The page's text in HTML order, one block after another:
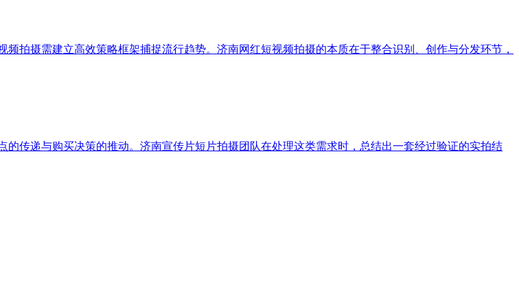
拍摄需建立高效策略框架捕捉流行趋势。济南网红短视频拍摄的本质在于整合识别、创作与分发环节，
传递与购买决策的推动。济南宣传片短片拍摄团队在处理这类需求时，总结出一套经过验证的实拍结